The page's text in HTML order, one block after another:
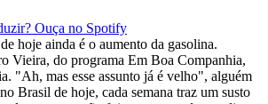
Ouça no Spotify
hoje ainda é o aumento da gasolina.
Vieira, do programa Em Boa Companhia,
"Ah, mas esse assunto já é velho", alguém
Brasil de hoje, cada semana traz um susto